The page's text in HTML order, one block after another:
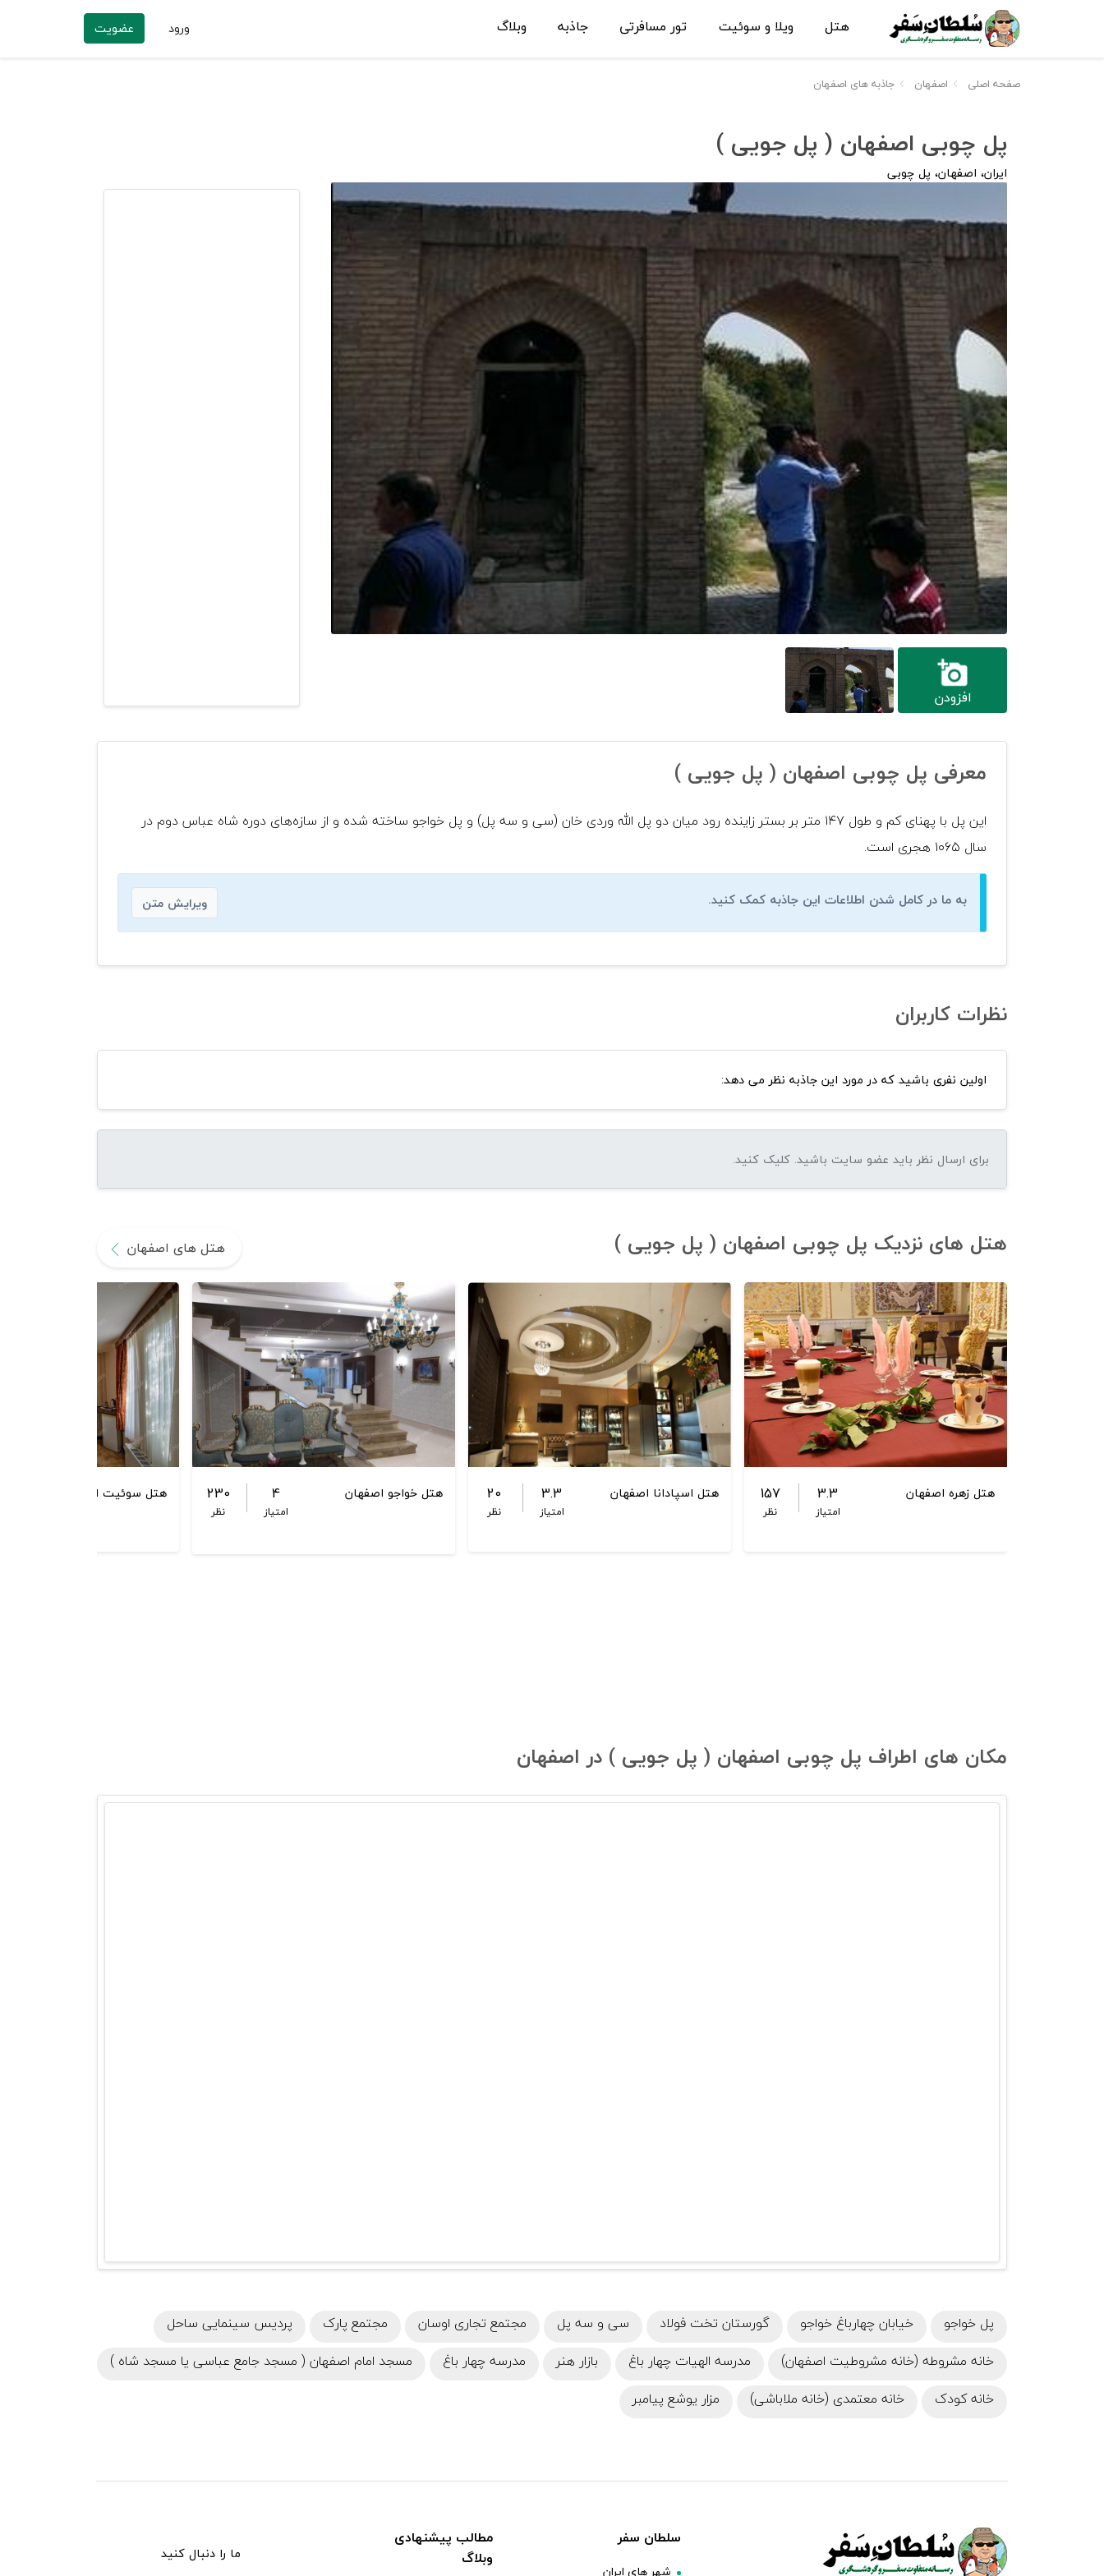
هتل ویلا و سوئیت تور مسافرتی جاذبه وبلاگ ورود عضویت
صفحه اصلی اصفهان جاذبه های اصفهان
پل چوبی اصفهان ( پل جویی )
ایران، اصفهان، پل چوبی
افزودن
معرفی پل چوبی اصفهان ( پل جویی )
این پل با پهنای کم و طول ۱۴۷ متر بر بستر زاینده رود میان دو پل الله وردی خان (سی و سه پل) و پل خواجو ساخته شده و از سازه‌های دوره شاه عباس دوم در
سال ۱۰۶۵ هجری است.
به ما در کامل شدن اطلاعات این جاذبه کمک کنید. ویرایش متن
نظرات کاربران
اولین نفری باشید که در مورد این جاذبه نظر می دهد:
هتل های نزدیک پل چوبی اصفهان ( پل جویی ) هتل های اصفهان
هتل زهره اصفهان 3.3
امتیاز
157
نظر
هتل اسپادانا اصفهان 3.3
امتیاز
20
نظر
هتل خواجو اصفهان 4
امتیاز
230
نظر
هتل سوئیت اصفهان
مکان های اطراف پل چوبی اصفهان ( پل جویی ) در اصفهان
پل خواجو خیابان چهارباغ خواجو گورستان تخت فولاد سی و سه پل مجتمع تجاری اوسان مجتمع پارک
پردیس سینمایی ساحل
خانه مشروطه (خانه مشروطیت اصفهان)
مدرسه الهیات چهار باغ بازار هنر مدرسه چهار باغ
مسجد امام اصفهان ( مسجد جامع عباسی یا مسجد شاه )
خانه کودک
خانه معتمدی (خانه ملاباشی) مزار یوشع پیامبر
سلطان سفر
شهر های ایران
مطالب پیشنهادی
وبلاگ
ما را دنبال کنید